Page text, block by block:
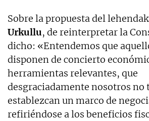
Sobre la propuesta del
Urkullu, de reinterpretar la
dicho: «Entendemos que
disponen de concierto
herramientas relevantes, que
desgraciadamente nosotros no
establezcan un marco de
refiriéndose a los beneficios